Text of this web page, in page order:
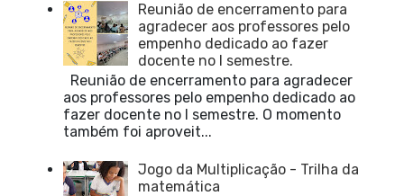
Reunião de encerramento para
agradecer aos professores pelo
empenho dedicado ao fazer
docente no I semestre.
Reunião de encerramento para agradecer
aos professores pelo empenho dedicado ao
fazer docente no I semestre. O momento
também foi aproveit...
Jogo da Multiplicação - Trilha da
matemática